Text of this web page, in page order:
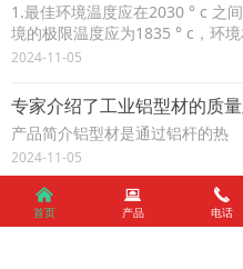
1.最佳环境温度应在2030 ° c 之
境的极限温度应为1835 ° c，环境
5% 。幕墙铝材采用优质高强度铝
2024-11-05
产品简介铝型材是通过铝杆的热
2024-11-05
组装铝型材框架会用到自己
当我们组装铝制框架时，我们绝
낀
首页
뀵
产品
끅
电话